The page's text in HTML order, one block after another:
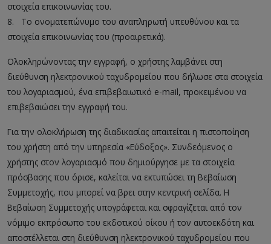
στοιχεία επικοινωνίας του.
8.
Το ονοματεπώνυμο του αναπληρωτή υπευθύνου και τα
στοιχεία επικοινωνίας του (προαιρετικά).
Ολοκληρώνοντας την εγγραφή, ο χρήστης λαμβάνει στη
διεύθυνση ηλεκτρονικού ταχυδρομείου που δήλωσε στα στοιχεία
του λογαριασμού, ένα επιβεβαιωτικό e-mail, προκειμένου να
επιβεβαιώσει την εγγραφή του.
Για την ολοκλήρωση της διαδικασίας απαιτείται η πιστοποίηση
του χρήστη από την υπηρεσία «Εύδοξος». Συνδεόμενος ο
χρήστης στον λογαριασμό που δημιούργησε με τα στοιχεία
πρόσβασης που όρισε, καλείται να εκτυπώσει τη Βεβαίωση
Συμμετοχής, που μπορεί να βρει στην κεντρική σελίδα. Η
Βεβαίωση Συμμετοχής υπογράφεται και σφραγίζεται από τον
νόμιμο εκπρόσωπο του εκδοτικού οίκου ή τον αυτοεκδότη και
αποστέλλεται στη διεύθυνση ηλεκτρονικού ταχυδρομείου που